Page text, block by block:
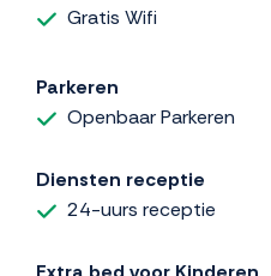
Gratis Wifi
Parkeren
Openbaar Parkeren
Diensten receptie
24-uurs receptie